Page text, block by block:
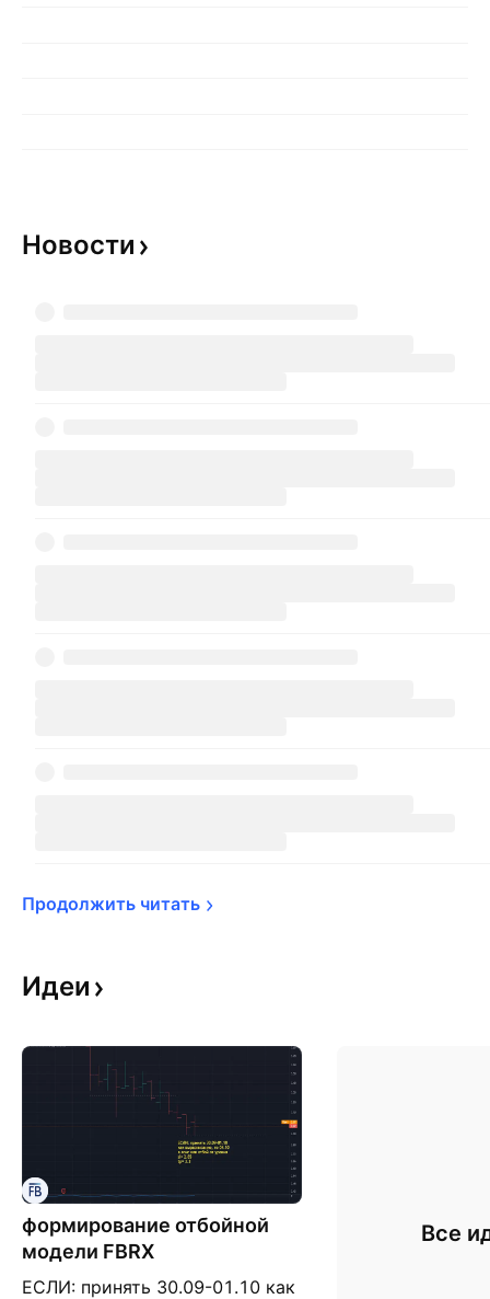
Новости
Продолжить читать
Идеи
формирование отбойной
модели FBRX
ЕСЛИ: принять 30.09-01.10 как
Все